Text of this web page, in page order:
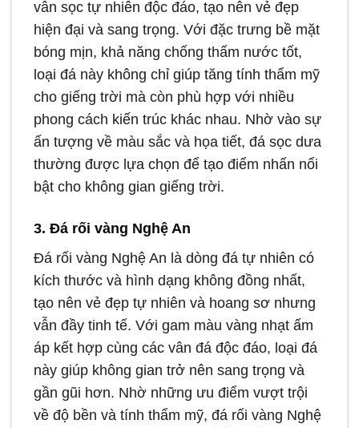
vân sọc tự nhiên độc đáo, tạo nên vẻ đẹp
hiện đại và sang trọng. Với đặc trưng bề mặt
bóng mịn, khả năng chống thấm nước tốt,
loại đá này không chỉ giúp tăng tính thẩm mỹ
cho giếng trời mà còn phù hợp với nhiều
phong cách kiến trúc khác nhau. Nhờ vào sự
ấn tượng về màu sắc và họa tiết, đá sọc dưa
thường được lựa chọn để tạo điểm nhấn nổi
bật cho không gian giếng trời.
3. Đá rối vàng Nghệ An
Đá rối vàng Nghệ An là dòng đá tự nhiên có
kích thước và hình dạng không đồng nhất,
tạo nên vẻ đẹp tự nhiên và hoang sơ nhưng
vẫn đầy tinh tế. Với gam màu vàng nhạt ấm
áp kết hợp cùng các vân đá độc đáo, loại đá
này giúp không gian trở nên sang trọng và
gần gũi hơn. Nhờ những ưu điểm vượt trội
về độ bền và tính thẩm mỹ, đá rối vàng Nghệ